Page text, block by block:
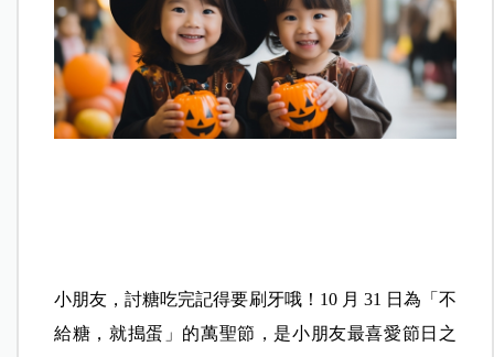
小朋友，討糖吃完記得要刷牙哦！10 月 31 日為「不
給糖，就搗蛋」的萬聖節，是小朋友最喜愛節日之